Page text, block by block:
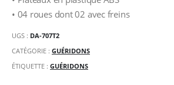
• 04 roues dont 02 avec freins
UGS : DA-707T2
CATÉGORIE : GUÉRIDONS
ÉTIQUETTE : GUÉRIDONS